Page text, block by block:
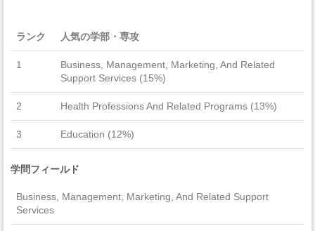
ランク 人気の学部・専攻
1
Business, Management, Marketing, And Related
Support Services (15%)
2 Health Professions And Related Programs (13%)
3 Education (12%)
学問フィールド
Business, Management, Marketing, And Related Support
Services